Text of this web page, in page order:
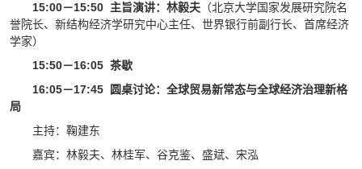
15:00－15:50 主旨演讲：林毅夫（北京大学国家发展研究院名
誉院长、新结构经济学研究中心主任、世界银行前副行长、首席经济
学家）
15:50－16:05 茶歇
16:05－17:45
圆桌讨论：全球贸易新常态与全球经济治理新格
局
主持：鞠建东
嘉宾：林毅夫、林桂军、谷克鉴、盛斌、宋泓